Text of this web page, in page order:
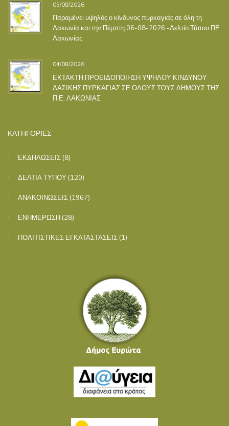
05/08/2026
Παραμένει υψηλός ο κίνδυνος πυρκαγιάς σε όλη τη
Λακωνία και την Πέμπτη 06-08-2026 -Δελτίο Τύπου ΠΕ
Λακωνίας
04/08/2026
ΕΚΤΑΚΤΗ ΠΡΟΕΙΔΟΠΟΙΗΣΗ ΥΨΗΛΟΥ ΚΙΝΔΥΝΟΥ
ΔΑΣΙΚΗΣ ΠΥΡΚΑΓΙΑΣ ΣΕ ΟΛΟΥΣ ΤΟΥΣ ΔΗΜΟΥΣ ΤΗΣ
Π.Ε. ΛΑΚΩΝΙΑΣ
ΚΑΤΗΓΟΡΙΕΣ
ΕΚΔΗΛΩΣΕΙΣ (8)
ΔΕΛΤΙΑ ΤΥΠΟΥ (120)
ΑΝΑΚΟΙΝΩΣΕΙΣ (1967)
ΕΝΗΜΕΡΩΣΗ (28)
ΠΟΛΙΤΙΣΤΙΚΕΣ ΕΓΚΑΤΑΣΤΑΣΕΙΣ (1)